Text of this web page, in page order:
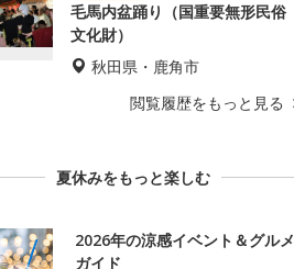
毛馬内盆踊り（国重要無形民俗
文化財）
秋田県・鹿角市
閲覧履歴をもっと見る
夏休みをもっと楽しむ
2026年の涼感イベント＆グルメ
ガイド